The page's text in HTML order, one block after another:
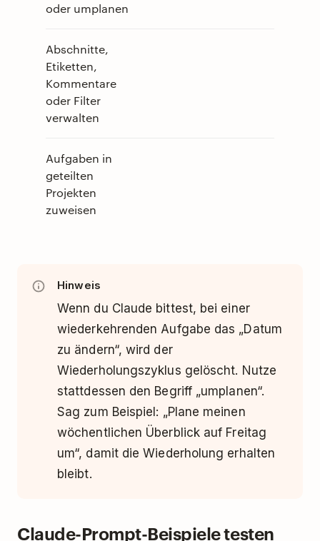
oder umplanen
Abschnitte,
Etiketten,
Kommentare
oder Filter
verwalten
Aufgaben in
geteilten
Projekten
zuweisen
Hinweis
Wenn du Claude bittest, bei einer
wiederkehrenden Aufgabe das „Datum
zu ändern“, wird der
Wiederholungszyklus gelöscht. Nutze
stattdessen den Begriff „umplanen“.
Sag zum Beispiel: „Plane meinen
wöchentlichen Überblick auf Freitag
um“, damit die Wiederholung erhalten
bleibt.
Claude-Prompt-Beispiele testen